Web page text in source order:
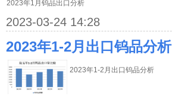
2023年1月钨品出口分析
2023-03-24 14:28
2023年1-2月出口钨品分析
2023年1-2月出口钨品分析